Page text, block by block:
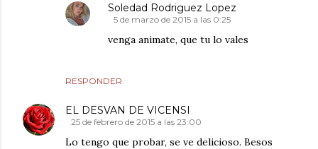
RESPONDER
Soledad Rodriguez Lopez
5 de marzo de 2015 a las 0:25
venga animate, que tu lo vales
EL DESVAN DE VICENSI
25 de febrero de 2015 a las 23:00
Lo tengo que probar, se ve delicioso. Besos